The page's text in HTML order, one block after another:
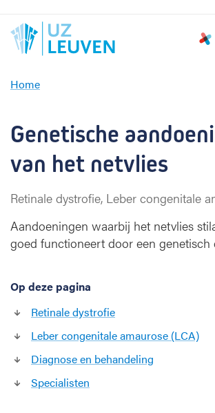
Home
e
t
i
c
e
n
v
l
i
e
a
a
Genetische
van het netvlies
Retinale dystrofie, Leber congenitale
Aandoeningen waarbij het netvlies
goed functioneert door een genetisch
Op deze pagina
Retinale dystrofie
Leber congenitale amaurose (LCA)
Diagnose en behandeling
Specialisten